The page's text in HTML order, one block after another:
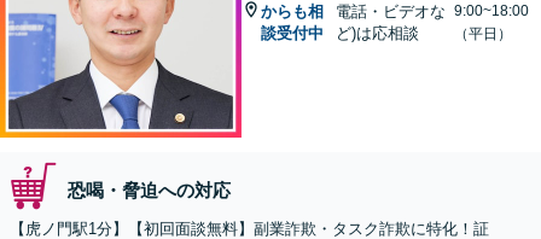
からも相
談受付中
電話・ビデオな
ど)は応相談
9:00~18:00
（平日）
恐喝・脅迫への対応
【虎ノ門駅1分】【初回面談無料】副業詐欺・タスク詐欺に特化！証